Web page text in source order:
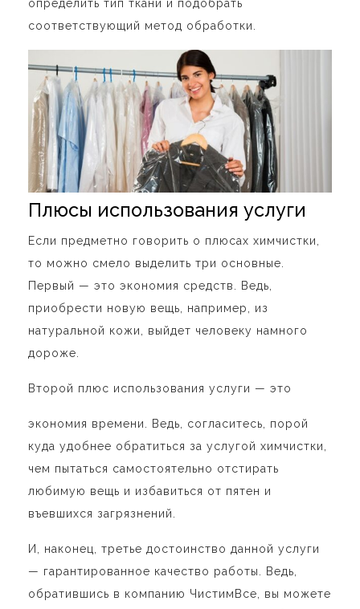
определить тип ткани и подобрать
соответствующий метод обработки.
Плюсы использования услуги
Если предметно говорить о плюсах химчистки,
то можно смело выделить три основные.
Первый — это экономия средств. Ведь,
приобрести новую вещь, например, из
натуральной кожи, выйдет человеку намного
дороже.
Второй плюс использования услуги — это
экономия времени. Ведь, согласитесь, порой
куда удобнее обратиться за услугой химчистки,
чем пытаться самостоятельно отстирать
любимую вещь и избавиться от пятен и
въевшихся загрязнений.
И, наконец, третье достоинство данной услуги
— гарантированное качество работы. Ведь,
обратившись в компанию ЧистимВсе, вы можете